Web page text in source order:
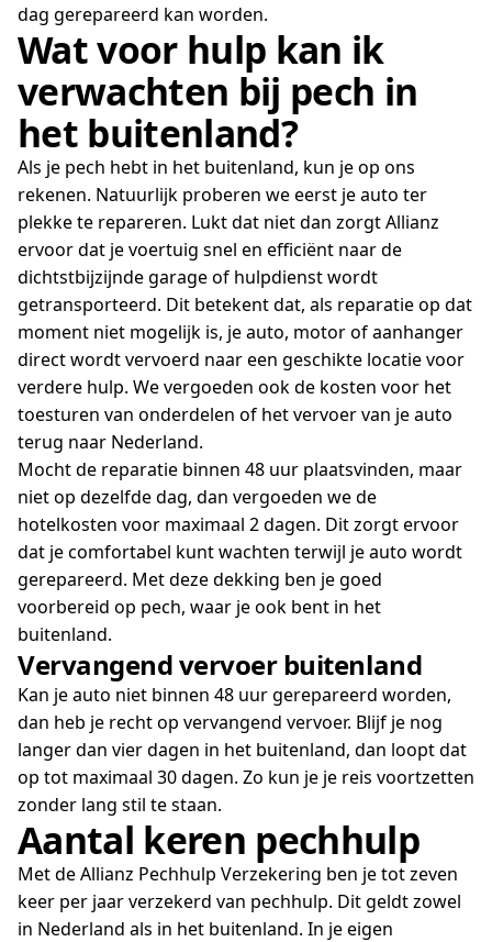
dag gerepareerd kan worden.
Wat voor hulp kan ik
verwachten bij pech in
het buitenland?
Als je pech hebt in het buitenland, kun je op ons
rekenen. Natuurlijk proberen we eerst je auto ter
plekke te repareren. Lukt dat niet dan zorgt Allianz
ervoor dat je voertuig snel en efficiënt naar de
dichtstbijzijnde garage of hulpdienst wordt
getransporteerd. Dit betekent dat, als reparatie op dat
moment niet mogelijk is, je auto, motor of aanhanger
direct wordt vervoerd naar een geschikte locatie voor
verdere hulp. We vergoeden ook de kosten voor het
toesturen van onderdelen of het vervoer van je auto
terug naar Nederland.
Mocht de reparatie binnen 48 uur plaatsvinden, maar
niet op dezelfde dag, dan vergoeden we de
hotelkosten voor maximaal 2 dagen. Dit zorgt ervoor
dat je comfortabel kunt wachten terwijl je auto wordt
gerepareerd. Met deze dekking ben je goed
voorbereid op pech, waar je ook bent in het
buitenland.
Vervangend vervoer buitenland
Kan je auto niet binnen 48 uur gerepareerd worden,
dan heb je recht op vervangend vervoer. Blijf je nog
langer dan vier dagen in het buitenland, dan loopt dat
op tot maximaal 30 dagen. Zo kun je je reis voortzetten
zonder lang stil te staan.
Aantal keren pechhulp
Met de Allianz Pechhulp Verzekering ben je tot zeven
keer per jaar verzekerd van pechhulp. Dit geldt zowel
in Nederland als in het buitenland. In je eigen